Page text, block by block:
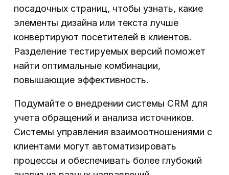
посадочных страниц, чтобы узнать, какие
элементы дизайна или текста лучше
конвертируют посетителей в клиентов.
Разделение тестируемых версий поможет
найти оптимальные комбинации,
повышающие эффективность.
Подумайте о внедрении системы CRM для
учета обращений и анализа источников.
Системы управления взаимоотношениями с
клиентами могут автоматизировать
процессы и обеспечивать более глубокий